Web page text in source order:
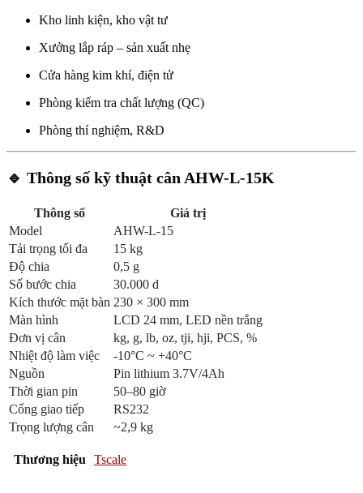
Kho linh kiện, kho vật tư
Xưởng lắp ráp – sản xuất nhẹ
Cửa hàng kim khí, điện tử
Phòng kiểm tra chất lượng (QC)
Phòng thí nghiệm, R&D
🔹 Thông số kỹ thuật cân AHW-L-15K
Thông số
Giá trị
Model
AHW-L-15
Tải trọng tối đa
15 kg
Độ chia
0,5 g
Số bước chia
30.000 d
Kích thước mặt bàn 230 × 300 mm
Màn hình
LCD 24 mm, LED nền trắng
Đơn vị cân
kg, g, lb, oz, tji, hji, PCS, %
Nhiệt độ làm việc
-10°C ~ +40°C
Nguồn
Pin lithium 3.7V/4Ah
Thời gian pin
50–80 giờ
Cổng giao tiếp
RS232
Trọng lượng cân
~2,9 kg
Thương hiệu Tscale